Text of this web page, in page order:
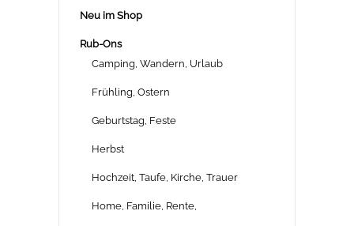
Neu im Shop
Rub-Ons
Camping, Wandern, Urlaub
Frühling, Ostern
Geburtstag, Feste
Herbst
Hochzeit, Taufe, Kirche, Trauer
Home, Familie, Rente,